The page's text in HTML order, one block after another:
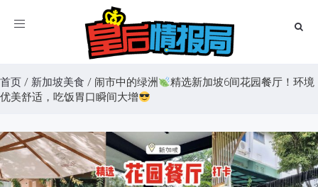
Toggle
首页 / 新加坡美食 / 闹市中的绿洲
精选新加坡6间花园餐厅！环境
优美舒适，吃饭胃口瞬间大增